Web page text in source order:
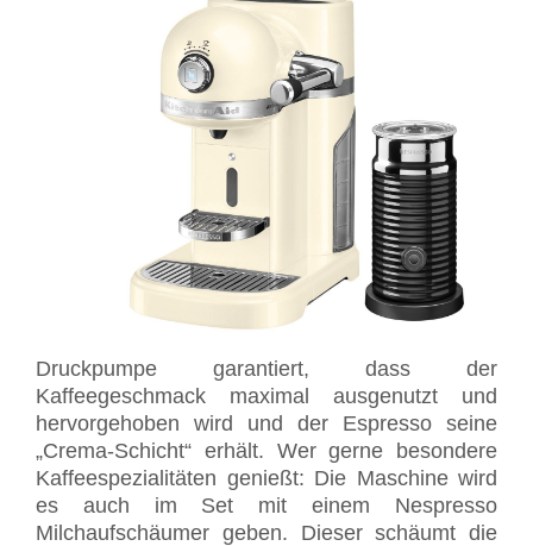
Druckpumpe garantiert, dass der
Kaffeegeschmack maximal ausgenutzt und
hervorgehoben wird und der Espresso seine
„Crema-Schicht“ erhält. Wer gerne besondere
Kaffeespezialitäten genießt: Die Maschine wird
es auch im Set mit einem Nespresso
Milchaufschäumer geben. Dieser schäumt die